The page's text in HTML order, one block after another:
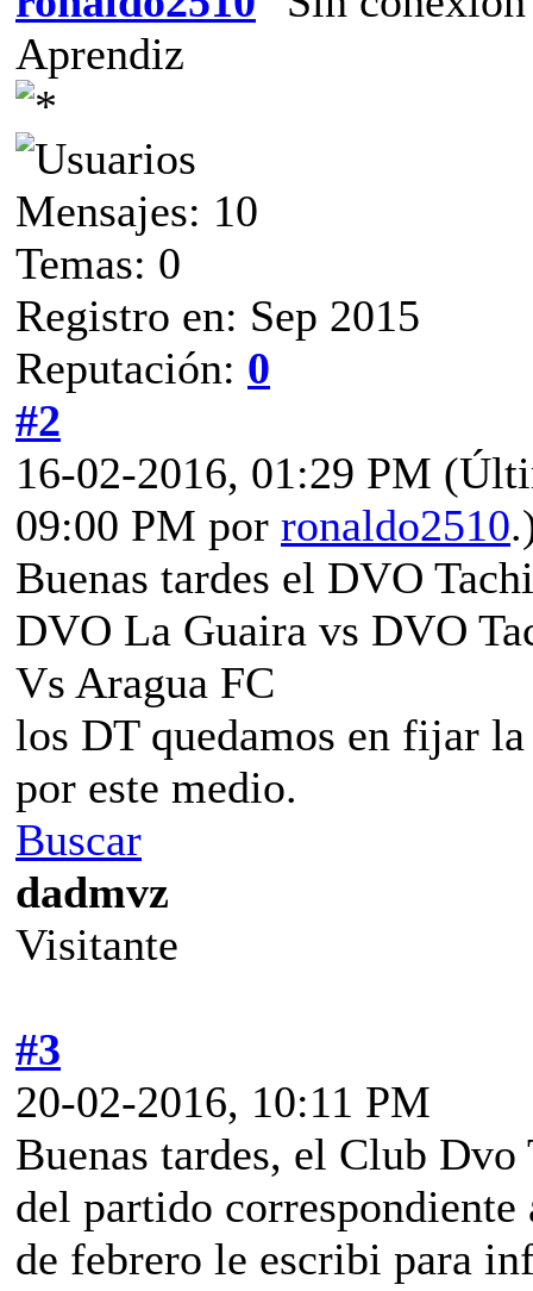
Aprendiz
Mensajes: 10
Temas: 0
Registro en: Sep 2015
Reputación: 0
#2
16-02-2016, 01:29 PM
09:00 PM por ronaldo2510
Buenas tardes el DVO
DVO La Guaira vs DVO
Vs Aragua FC
los DT quedamos en fijar
por este medio.
Buscar
dadmvz
Visitante
#3
20-02-2016, 10:11 PM
Buenas tardes, el Club
del partido
de febrero le escribi para